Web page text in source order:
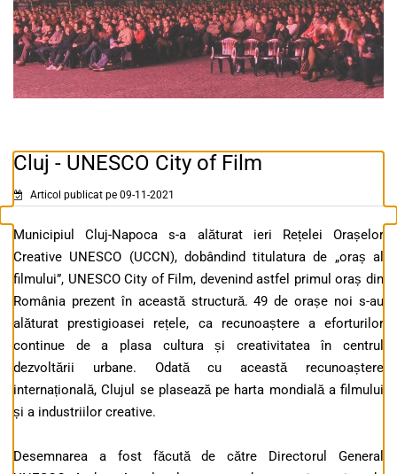
Cluj - UNESCO City of Film
Articol publicat pe 09-11-2021
Municipiul Cluj-Napoca s-a alăturat ieri Rețelei Orașelor
Creative UNESCO (UCCN), dobândind titulatura de „oraș al
filmului”, UNESCO City of Film, devenind astfel primul oraș din
România prezent în această structură. 49 de orașe noi s-au
alăturat prestigioasei rețele, ca recunoaștere a eforturilor
continue de a plasa cultura și creativitatea în centrul
dezvoltării urbane. Odată cu această recunoaștere
internațională, Clujul se plasează pe harta mondială a filmului
și a industriilor creative.
Desemnarea a fost făcută de către Directorul General